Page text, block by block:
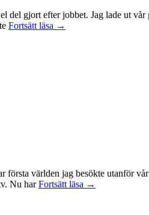
del gjort efter jobbet. Jag lade ut
Fortsätt läsa Idag
→
världen jag besökte utanför
Nu harFortsätt läsa Sagan
→